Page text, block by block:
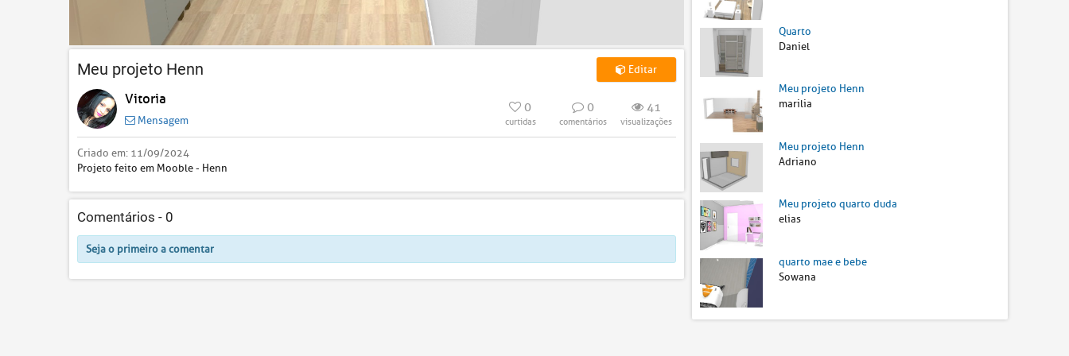
Meu projeto Henn Editar
Vitoria
Mensagem
0
curtidas
0
comentários
41
visualizações
Criado em: 11/09/2024
Projeto feito em Mooble - Henn
Comentários - 0
Seja o primeiro a comentar
Quarto
Daniel
Meu projeto Henn
marilia
Meu projeto Henn
Adriano
Meu projeto quarto duda
elias
quarto mae e bebe
Sowana